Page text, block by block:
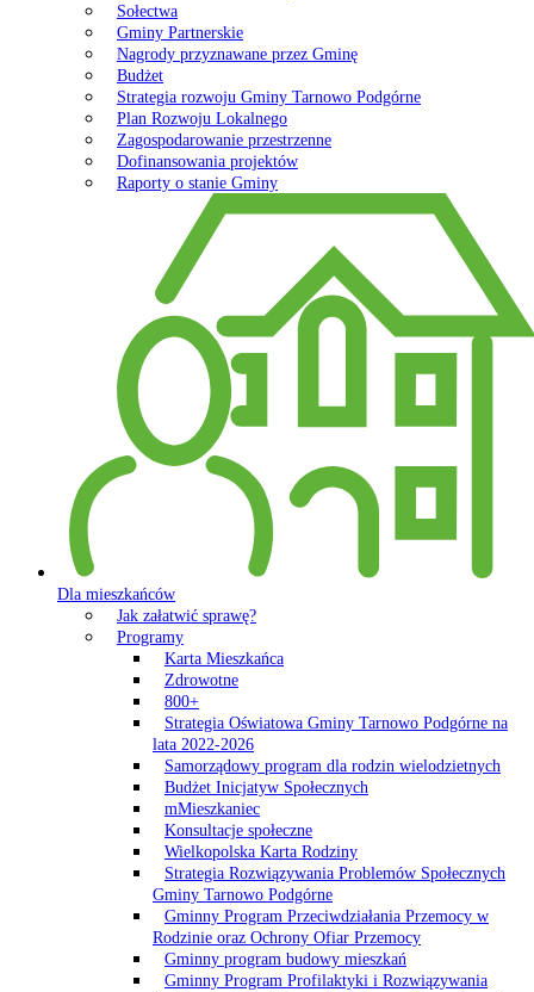
Sołectwa
Gminy Partnerskie
Nagrody przyznawane przez Gminę
Budżet
Strategia rozwoju Gminy Tarnowo Podgórne
Plan Rozwoju Lokalnego
Zagospodarowanie przestrzenne
Dofinansowania projektów
Raporty o stanie Gminy
Dla mieszkańców
Jak załatwić sprawę?
Programy
Karta Mieszkańca
Zdrowotne
800+
Strategia Oświatowa Gminy Tarnowo Podgórne na
lata 2022-2026
Samorządowy program dla rodzin wielodzietnych
Budżet Inicjatyw Społecznych
mMieszkaniec
Konsultacje społeczne
Wielkopolska Karta Rodziny
Strategia Rozwiązywania Problemów Społecznych
Gminy Tarnowo Podgórne
Gminny Program Przeciwdziałania Przemocy w
Rodzinie oraz Ochrony Ofiar Przemocy
Gminny program budowy mieszkań
Gminny Program Profilaktyki i Rozwiązywania